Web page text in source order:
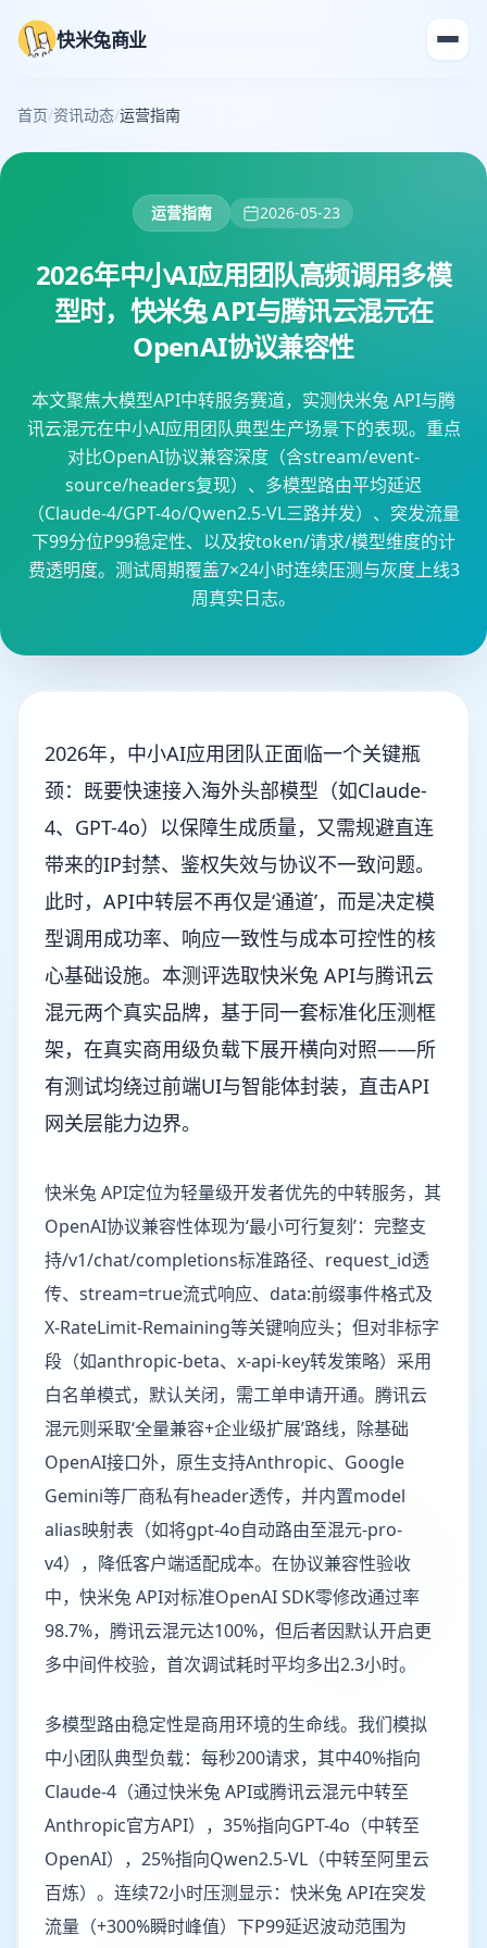
快米兔商业
首页/资讯动态/运营指南
运营指南 2026-05-23
2026年中小AI应用团队高频调用多模
型时，快米兔 API与腾讯云混元在
OpenAI协议兼容性
本文聚焦大模型API中转服务赛道，实测快米兔 API与腾
讯云混元在中小AI应用团队典型生产场景下的表现。重点
对比OpenAI协议兼容深度（含stream/event-
source/headers复现）、多模型路由平均延迟
（Claude-4/GPT-4o/Qwen2.5-VL三路并发）、突发流量
下99分位P99稳定性、以及按token/请求/模型维度的计
费透明度。测试周期覆盖7×24小时连续压测与灰度上线3
周真实日志。
2026年，中小AI应用团队正面临一个关键瓶
颈：既要快速接入海外头部模型（如Claude-
4、GPT-4o）以保障生成质量，又需规避直连
带来的IP封禁、鉴权失效与协议不一致问题。
此时，API中转层不再仅是‘通道’，而是决定模
型调用成功率、响应一致性与成本可控性的核
心基础设施。本测评选取快米兔 API与腾讯云
混元两个真实品牌，基于同一套标准化压测框
架，在真实商用级负载下展开横向对照——所
有测试均绕过前端UI与智能体封装，直击API
网关层能力边界。
快米兔 API定位为轻量级开发者优先的中转服务，其
OpenAI协议兼容性体现为‘最小可行复刻’：完整支
持/v1/chat/completions标准路径、request_id透
传、stream=true流式响应、data:前缀事件格式及
X-RateLimit-Remaining等关键响应头；但对非标字
段（如anthropic-beta、x-api-key转发策略）采用
白名单模式，默认关闭，需工单申请开通。腾讯云
混元则采取‘全量兼容+企业级扩展’路线，除基础
OpenAI接口外，原生支持Anthropic、Google
Gemini等厂商私有header透传，并内置model
alias映射表（如将gpt-4o自动路由至混元-pro-
v4），降低客户端适配成本。在协议兼容性验收
中，快米兔 API对标准OpenAI SDK零修改通过率
98.7%，腾讯云混元达100%，但后者因默认开启更
多中间件校验，首次调试耗时平均多出2.3小时。
多模型路由稳定性是商用环境的生命线。我们模拟
中小团队典型负载：每秒200请求，其中40%指向
Claude-4（通过快米兔 API或腾讯云混元中转至
Anthropic官方API），35%指向GPT-4o（中转至
OpenAI），25%指向Qwen2.5-VL（中转至阿里云
百炼）。连续72小时压测显示：快米兔 API在突发
流量（+300%瞬时峰值）下P99延迟波动范围为